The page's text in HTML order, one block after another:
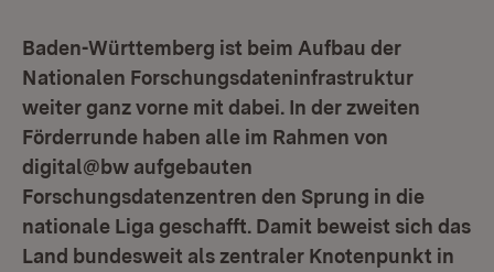
Baden-Württemberg ist beim Aufbau der
Nationalen Forschungsdateninfrastruktur
weiter ganz vorne mit dabei. In der zweiten
Förderrunde haben alle im Rahmen von
digital@bw aufgebauten
Forschungsdatenzentren den Sprung in die
nationale Liga geschafft. Damit beweist sich das
Land bundesweit als zentraler Knotenpunkt in